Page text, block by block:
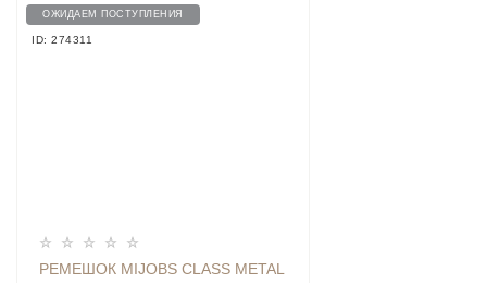
ОЖИДАЕМ ПОСТУПЛЕНИЯ
ID: 274311
РЕМЕШОК MIJOBS CLASS METAL